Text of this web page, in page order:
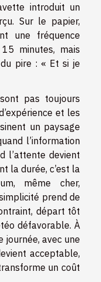
introduit un
Sur le papier,
une fréquence
minutes, mais
du pire : « Et si je
pas toujours
et les
un paysage
l’information
l’attente devient
la durée, c’est la
même cher,
prend de
départ tôt
défavorable. À
journée, avec une
acceptable,
un coût